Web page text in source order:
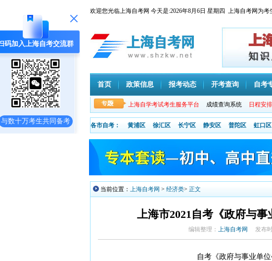
码加入上海自考交流群
与数十万考生共同备考
欢迎您光临上海自考网 今天是:2026年8月6日 星期四 上海自考网为
首页 政策信息 报考动态 开考查询 自考
上海自学考试考生服务平台 成绩查询系统 日程安排
各市自考： 黄浦区 徐汇区 长宁区 静安区 普陀区 虹口区
当前位置： 上海自考网 > 经济类> 正文
上海市2021自考《政府与
编辑整理： 上海自考网 发布时
自考《政府与事业单